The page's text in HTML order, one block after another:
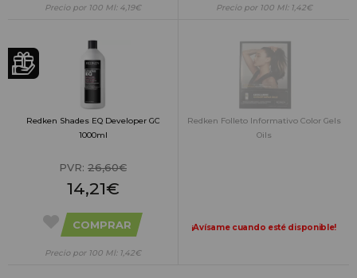
Precio por 100 Ml: 4,19€ Precio por 100 Ml: 1,42€
Redken Shades EQ Developer GC
1000ml
PVR: 26,60€
14,21€
COMPRAR
Precio por 100 Ml: 1,42€
Redken Folleto Informativo Color Gels
Oils
¡Avísame cuando esté disponible!